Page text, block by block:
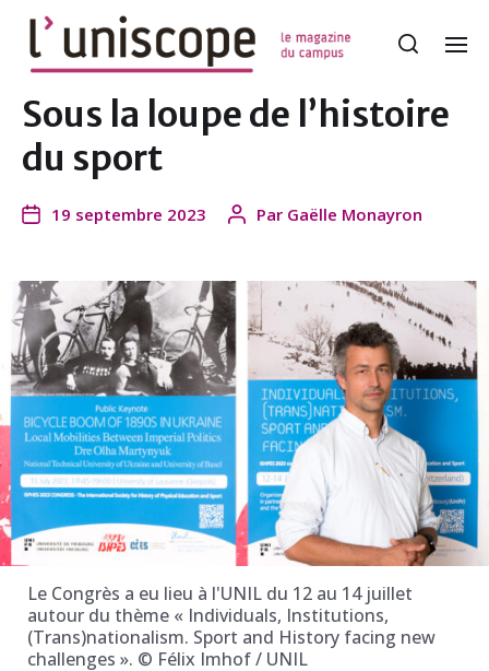
Sous la loupe de l’histoire
du sport
19 septembre 2023 Par Gaëlle Monayron
Le Congrès a eu lieu à l'UNIL du 12 au 14 juillet
autour du thème « Individuals, Institutions,
(Trans)nationalism. Sport and History facing new
challenges ». © Félix Imhof / UNIL